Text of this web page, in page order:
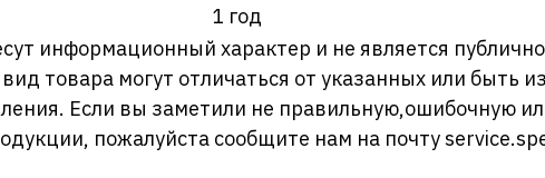
1 год
информационный характер и не является
товара могут отличаться от указанных или быть
Если вы заметили не правильную,ошибочную
пожалуйста сообщите нам на почту